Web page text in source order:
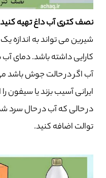
نصف کتری آب داغ تهیه کنید
شیرین می تواند به اندازه
کارایی داشته باشد. دمای آب
آب اگر در حالت جوش باشد
ایرانی آسیب بزند یا سیفون را
در حالی که آب در حال سرد
توالت اضافه کنید.